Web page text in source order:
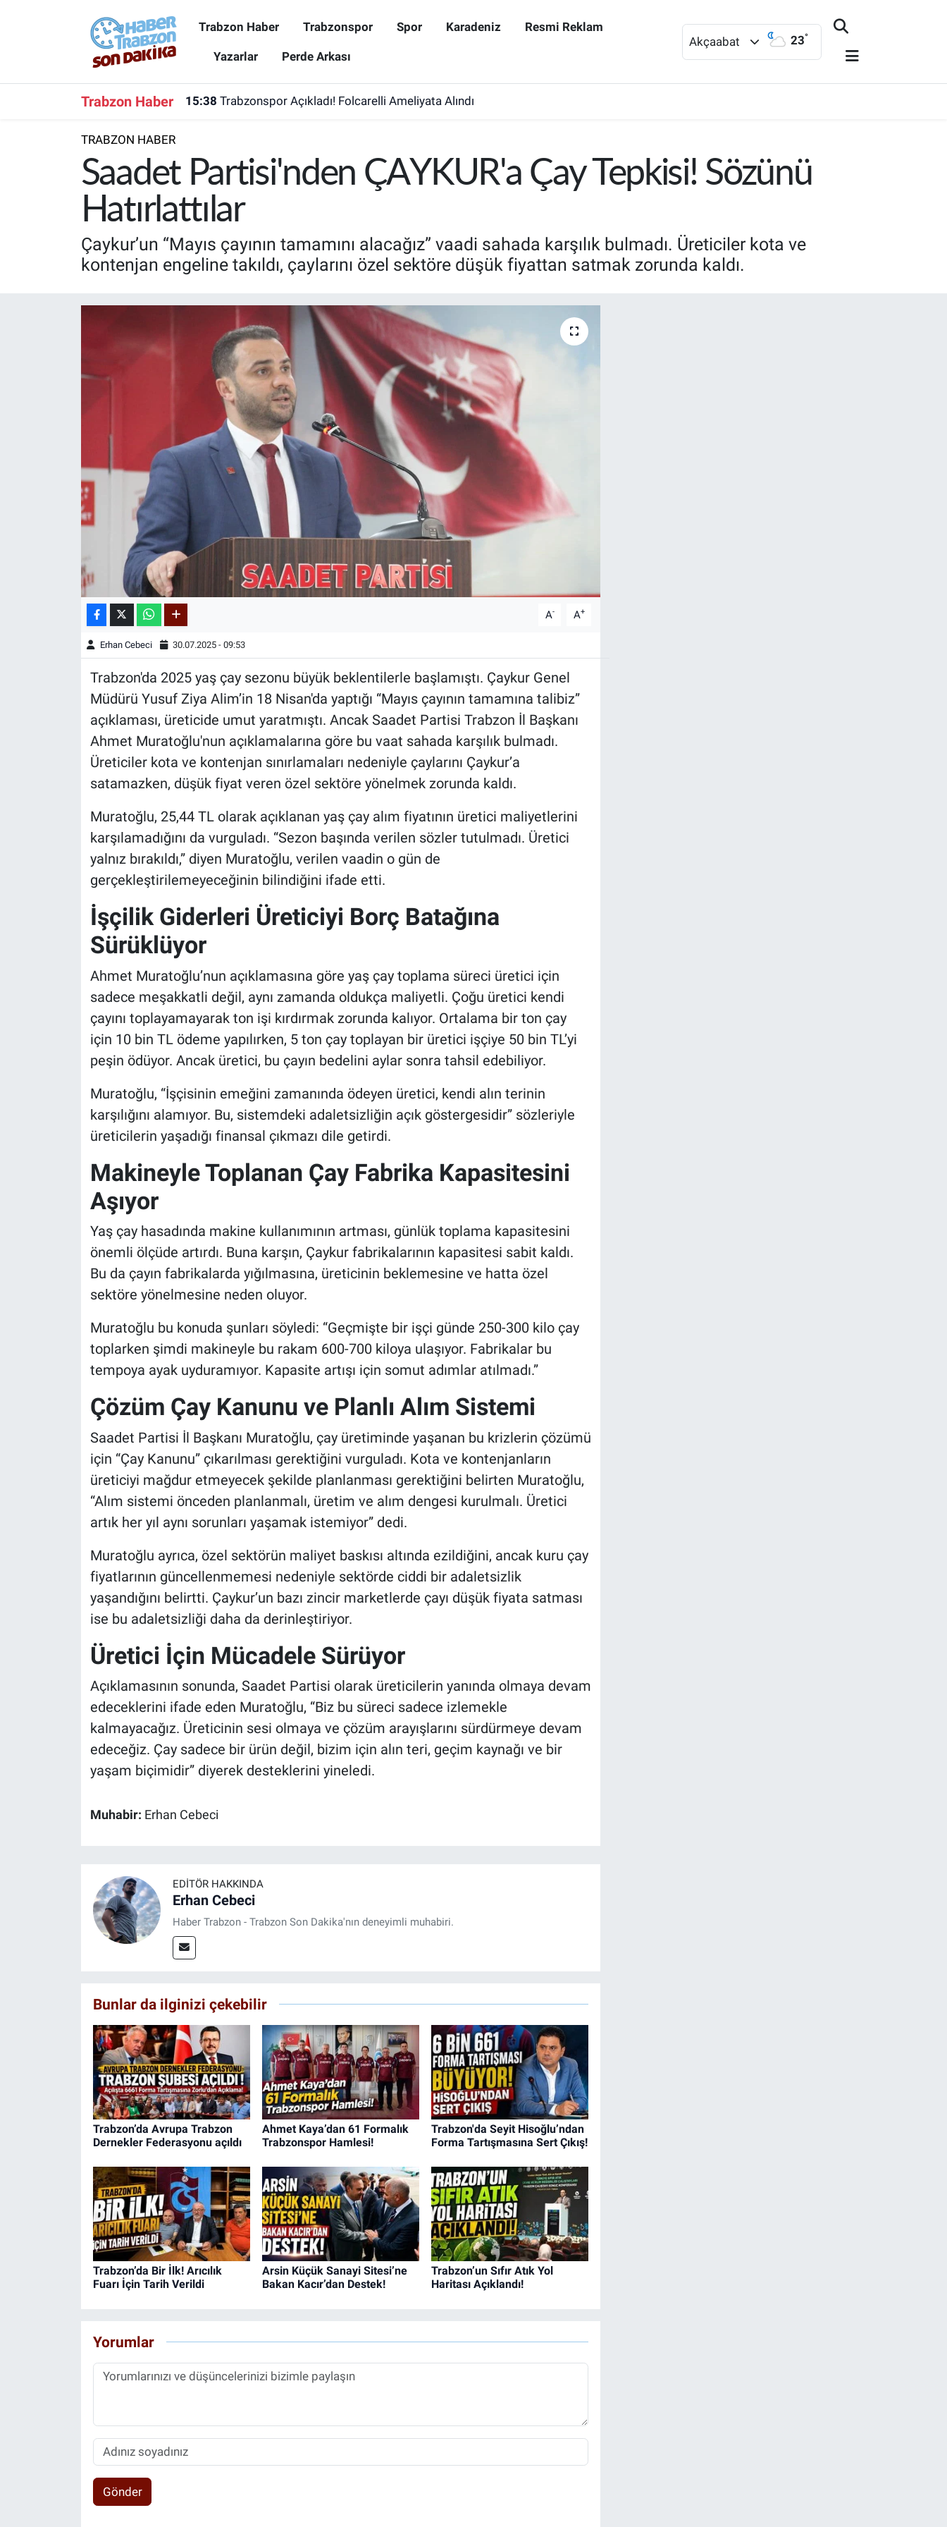
Trabzon Haber Trabzonspor Spor Karadeniz Resmi Reklam
Yazarlar Perde Arkası
Akçaabat 23°
Trabzon Haber 15:38 Trabzonspor Açıkladı! Folcarelli Ameliyata Alındı
TRABZON HABER
Saadet Partisi'nden ÇAYKUR'a Çay Tepkisi! Sözünü
Hatırlattılar
Çaykur’un “Mayıs çayının tamamını alacağız” vaadi sahada karşılık bulmadı. Üreticiler kota ve
kontenjan engeline takıldı, çaylarını özel sektöre düşük fiyattan satmak zorunda kaldı.
A- A+
Erhan Cebeci 30.07.2025 - 09:53
Trabzon'da 2025 yaş çay sezonu büyük beklentilerle başlamıştı. Çaykur Genel
Müdürü Yusuf Ziya Alim’in 18 Nisan'da yaptığı “Mayıs çayının tamamına talibiz”
açıklaması, üreticide umut yaratmıştı. Ancak Saadet Partisi Trabzon İl Başkanı
Ahmet Muratoğlu'nun açıklamalarına göre bu vaat sahada karşılık bulmadı.
Üreticiler kota ve kontenjan sınırlamaları nedeniyle çaylarını Çaykur’a
satamazken, düşük fiyat veren özel sektöre yönelmek zorunda kaldı.
Muratoğlu, 25,44 TL olarak açıklanan yaş çay alım fiyatının üretici maliyetlerini
karşılamadığını da vurguladı. “Sezon başında verilen sözler tutulmadı. Üretici
yalnız bırakıldı,” diyen Muratoğlu, verilen vaadin o gün de
gerçekleştirilemeyeceğinin bilindiğini ifade etti.
İşçilik Giderleri Üreticiyi Borç Batağına
Sürüklüyor
Ahmet Muratoğlu’nun açıklamasına göre yaş çay toplama süreci üretici için
sadece meşakkatli değil, aynı zamanda oldukça maliyetli. Çoğu üretici kendi
çayını toplayamayarak ton işi kırdırmak zorunda kalıyor. Ortalama bir ton çay
için 10 bin TL ödeme yapılırken, 5 ton çay toplayan bir üretici işçiye 50 bin TL’yi
peşin ödüyor. Ancak üretici, bu çayın bedelini aylar sonra tahsil edebiliyor.
Muratoğlu, “İşçisinin emeğini zamanında ödeyen üretici, kendi alın terinin
karşılığını alamıyor. Bu, sistemdeki adaletsizliğin açık göstergesidir” sözleriyle
üreticilerin yaşadığı finansal çıkmazı dile getirdi.
Makineyle Toplanan Çay Fabrika Kapasitesini
Aşıyor
Yaş çay hasadında makine kullanımının artması, günlük toplama kapasitesini
önemli ölçüde artırdı. Buna karşın, Çaykur fabrikalarının kapasitesi sabit kaldı.
Bu da çayın fabrikalarda yığılmasına, üreticinin beklemesine ve hatta özel
sektöre yönelmesine neden oluyor.
Muratoğlu bu konuda şunları söyledi: “Geçmişte bir işçi günde 250-300 kilo çay
toplarken şimdi makineyle bu rakam 600-700 kiloya ulaşıyor. Fabrikalar bu
tempoya ayak uyduramıyor. Kapasite artışı için somut adımlar atılmadı.”
Çözüm Çay Kanunu ve Planlı Alım Sistemi
Saadet Partisi İl Başkanı Muratoğlu, çay üretiminde yaşanan bu krizlerin çözümü
için “Çay Kanunu” çıkarılması gerektiğini vurguladı. Kota ve kontenjanların
üreticiyi mağdur etmeyecek şekilde planlanması gerektiğini belirten Muratoğlu,
“Alım sistemi önceden planlanmalı, üretim ve alım dengesi kurulmalı. Üretici
artık her yıl aynı sorunları yaşamak istemiyor” dedi.
Muratoğlu ayrıca, özel sektörün maliyet baskısı altında ezildiğini, ancak kuru çay
fiyatlarının güncellenmemesi nedeniyle sektörde ciddi bir adaletsizlik
yaşandığını belirtti. Çaykur’un bazı zincir marketlerde çayı düşük fiyata satması
ise bu adaletsizliği daha da derinleştiriyor.
Üretici İçin Mücadele Sürüyor
Açıklamasının sonunda, Saadet Partisi olarak üreticilerin yanında olmaya devam
edeceklerini ifade eden Muratoğlu, “Biz bu süreci sadece izlemekle
kalmayacağız. Üreticinin sesi olmaya ve çözüm arayışlarını sürdürmeye devam
edeceğiz. Çay sadece bir ürün değil, bizim için alın teri, geçim kaynağı ve bir
yaşam biçimidir” diyerek desteklerini yineledi.
Muhabir: Erhan Cebeci
EDITÖR HAKKINDA
Erhan Cebeci
Haber Trabzon - Trabzon Son Dakika'nın deneyimli muhabiri.
Bunlar da ilginizi çekebilir
Trabzon’da Avrupa Trabzon
Dernekler Federasyonu açıldı
Ahmet Kaya’dan 61 Formalık
Trabzonspor Hamlesi!
Trabzon'da Seyit Hisoğlu’ndan
Forma Tartışmasına Sert Çıkış!
Trabzon’da Bir İlk! Arıcılık
Fuarı İçin Tarih Verildi
Arsin Küçük Sanayi Sitesi’ne
Bakan Kacır’dan Destek!
Trabzon’un Sıfır Atık Yol
Haritası Açıklandı!
Yorumlar
Gönder
Trabzon Haber
Karadeniz
Resmi Reklam
Perde Arkası
Trabzon Nöbetçi Eczaneler
Trabzon Trafik Yoğunluk Haritası
Süper Lig Puan Durumu ve Fikstür
Tüm Manşetler
Son Dakika Haberleri
Haber Arşivi